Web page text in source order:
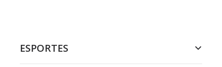
ESPORTES